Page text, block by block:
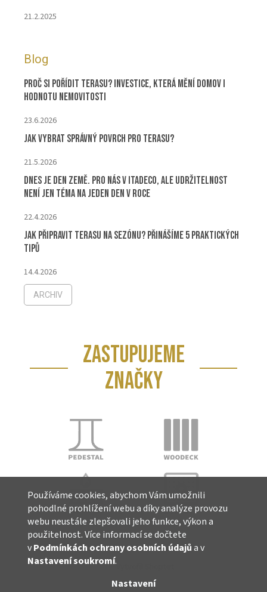
Používáme cookies, abychom Vám umožnili
pohodlné prohlížení webu a díky analýze provozu
webu neustále zlepšovali jeho funkce, výkon a
použitelnost. Více informací se dočtete
vPodmínkách ochrany osobních údajůa v
Nastavení soukromí.
Nastavení
21.2.2025
Blog
Proč si pořídit terasu? Investice, která mění domov i
hodnotu nemovitosti
23.6.2026
Jak vybrat správný povrch pro terasu?
21.5.2026
Dnes je Den Země. Pro nás v ITADECO, ale udržitelnost
není jen téma na jeden den v roce
22.4.2026
Jak připravit terasu na sezónu? Přinášíme 5 praktických
tipů
14.4.2026
ARCHIV
ZASTUPUJEME
ZNAČKY
Vytvořil Shoptet